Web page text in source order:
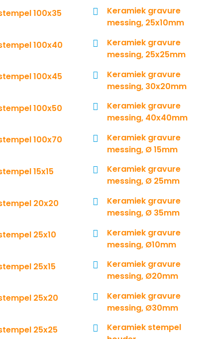
100x35
100x40
100x45
100x50
100x70
15x15
20x20
25x10
25x15
25x20
25x25
Keramiek gravure
messing, 25x10mm
Keramiek gravure
messing, 25x25mm
Keramiek gravure
messing, 30x20mm
Keramiek gravure
messing, 40x40mm
Keramiek gravure
messing, Ø 15mm
Keramiek gravure
messing, Ø 25mm
Keramiek gravure
messing, Ø 35mm
Keramiek gravure
messing, Ø10mm
Keramiek gravure
messing, Ø20mm
Keramiek gravure
messing, Ø30mm
Keramiek stempel